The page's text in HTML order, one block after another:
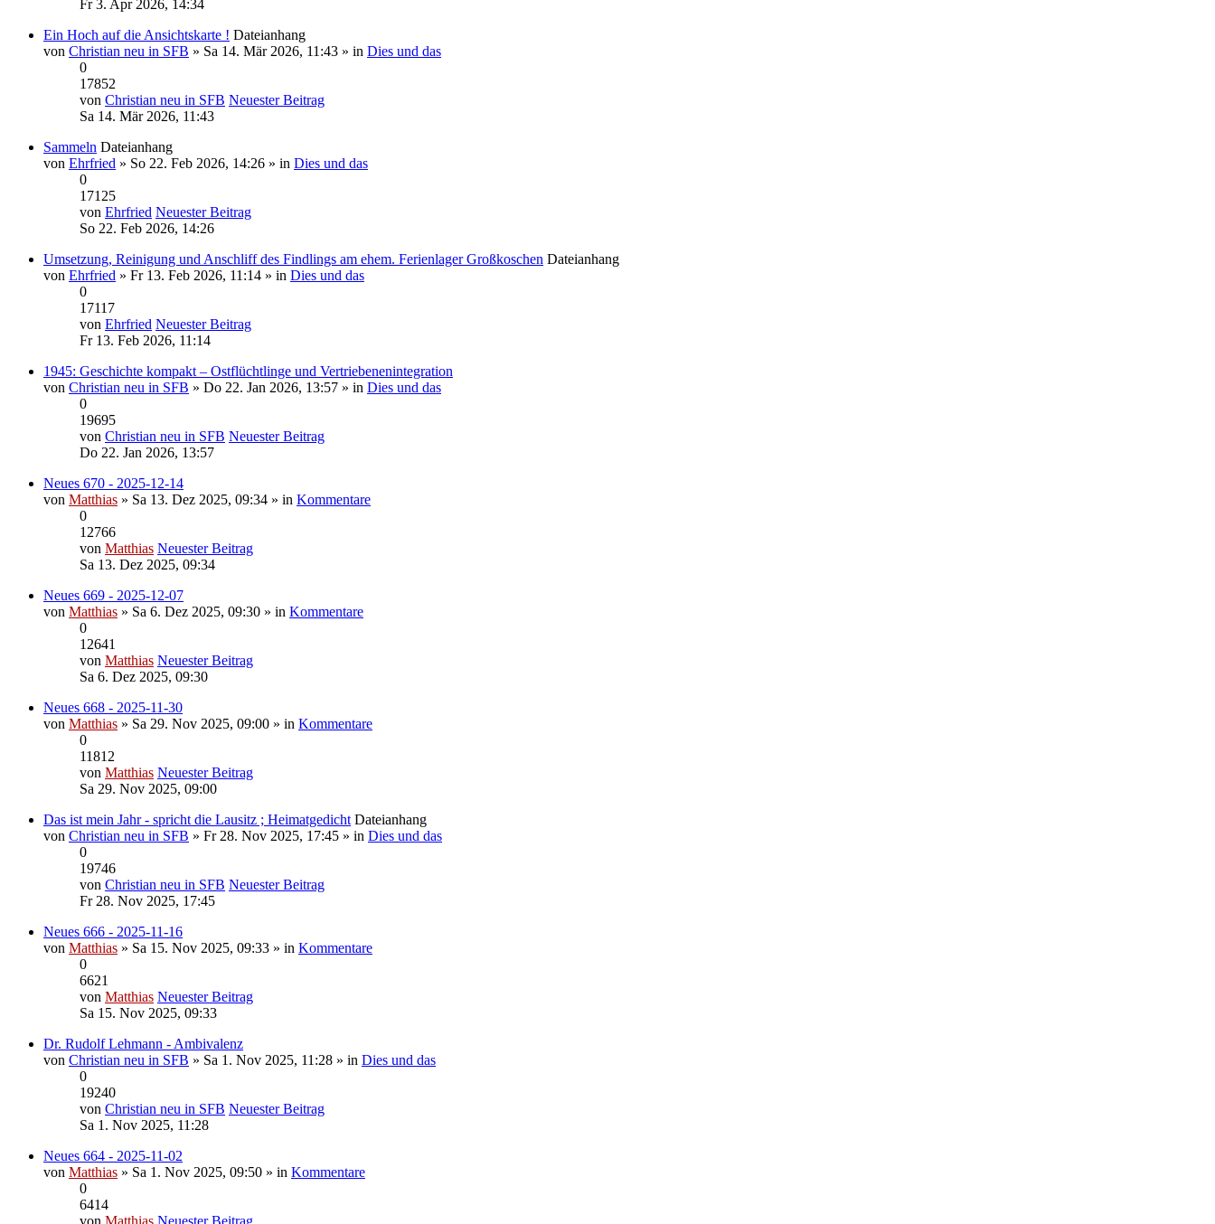
Fr 3. Apr 2026, 14:34
Ein Hoch auf die Ansichtskarte ! Dateianhang
von Christian neu in SFB » Sa 14. Mär 2026, 11:43 » in Dies und das
0
17852
von Christian neu in SFB Neuester Beitrag
Sa 14. Mär 2026, 11:43
Sammeln Dateianhang
von Ehrfried » So 22. Feb 2026, 14:26 » in Dies und das
0
17125
von Ehrfried Neuester Beitrag
So 22. Feb 2026, 14:26
Umsetzung, Reinigung und Anschliff des Findlings am ehem. Ferienlager Großkoschen Dateianhang
von Ehrfried » Fr 13. Feb 2026, 11:14 » in Dies und das
0
17117
von Ehrfried Neuester Beitrag
Fr 13. Feb 2026, 11:14
1945: Geschichte kompakt – Ostflüchtlinge und Vertriebenenintegration
von Christian neu in SFB » Do 22. Jan 2026, 13:57 » in Dies und das
0
19695
von Christian neu in SFB Neuester Beitrag
Do 22. Jan 2026, 13:57
Neues 670 - 2025-12-14
von Matthias » Sa 13. Dez 2025, 09:34 » in Kommentare
0
12766
von Matthias Neuester Beitrag
Sa 13. Dez 2025, 09:34
Neues 669 - 2025-12-07
von Matthias » Sa 6. Dez 2025, 09:30 » in Kommentare
0
12641
von Matthias Neuester Beitrag
Sa 6. Dez 2025, 09:30
Neues 668 - 2025-11-30
von Matthias » Sa 29. Nov 2025, 09:00 » in Kommentare
0
11812
von Matthias Neuester Beitrag
Sa 29. Nov 2025, 09:00
Das ist mein Jahr - spricht die Lausitz ; Heimatgedicht Dateianhang
von Christian neu in SFB » Fr 28. Nov 2025, 17:45 » in Dies und das
0
19746
von Christian neu in SFB Neuester Beitrag
Fr 28. Nov 2025, 17:45
Neues 666 - 2025-11-16
von Matthias » Sa 15. Nov 2025, 09:33 » in Kommentare
0
6621
von Matthias Neuester Beitrag
Sa 15. Nov 2025, 09:33
Dr. Rudolf Lehmann - Ambivalenz
von Christian neu in SFB » Sa 1. Nov 2025, 11:28 » in Dies und das
0
19240
von Christian neu in SFB Neuester Beitrag
Sa 1. Nov 2025, 11:28
Neues 664 - 2025-11-02
von Matthias » Sa 1. Nov 2025, 09:50 » in Kommentare
0
6414
von Matthias Neuester Beitrag